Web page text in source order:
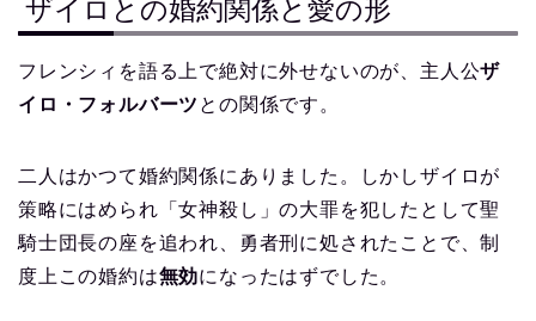
ザイロとの婚約関係と愛の形
フレンシィを語る上で絶対に外せないのが、主人公ザ
イロ・フォルバーツ との関係です。
二人はかつて婚約関係にありました。しかしザイロが
策略にはめられ「女神殺し」の大罪を犯したとして聖
騎士団長の座を追われ、勇者刑に処されたことで、制
度上この婚約は無効になったはずでした。